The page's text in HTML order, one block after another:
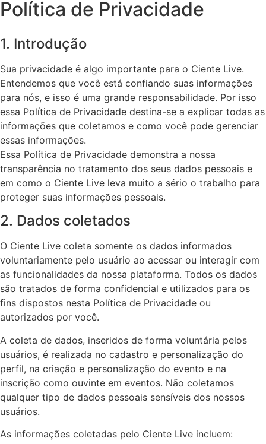
Política de Privacidade
1. Introdução
Sua privacidade é algo importante para o Ciente Live.
Entendemos que você está confiando suas informações
para nós, e isso é uma grande responsabilidade. Por isso
essa Política de Privacidade destina-se a explicar todas as
informações que coletamos e como você pode gerenciar
essas informações.
Essa Política de Privacidade demonstra a nossa
transparência no tratamento dos seus dados pessoais e
em como o Ciente Live leva muito a sério o trabalho para
proteger suas informações pessoais.
2. Dados coletados
O Ciente Live coleta somente os dados informados
voluntariamente pelo usuário ao acessar ou interagir com
as funcionalidades da nossa plataforma. Todos os dados
são tratados de forma confidencial e utilizados para os
fins dispostos nesta Política de Privacidade ou
autorizados por você.
A coleta de dados, inseridos de forma voluntária pelos
usuários, é realizada no cadastro e personalização do
perfil, na criação e personalização do evento e na
inscrição como ouvinte em eventos. Não coletamos
qualquer tipo de dados pessoais sensíveis dos nossos
usuários.
As informações coletadas pelo Ciente Live incluem: